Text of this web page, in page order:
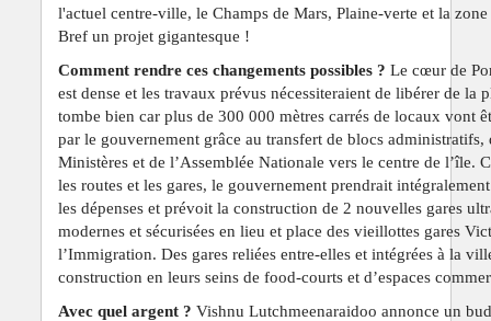
l'actuel centre-ville, le Champs de Mars, Plaine-verte et la
Bref un projet gigantesque !
Comment rendre ces changements possibles ? Le cœur de
est dense et les travaux prévus nécessiteraient de libérer de la
tombe bien car plus de 300 000 mètres carrés de locaux vont
par le gouvernement grâce au transfert de blocs administratifs,
Ministères et de l’Assemblée Nationale vers le centre de l’île.
les routes et les gares, le gouvernement prendrait
les dépenses et prévoit la construction de 2 nouvelles gares
modernes et sécurisées en lieu et place des vieillottes gares
l’Immigration. Des gares reliées entre-elles et intégrées à la
construction en leurs seins de food-courts et d’espaces
Avec quel argent ? Vishnu Lutchmeenaraidoo annonce un